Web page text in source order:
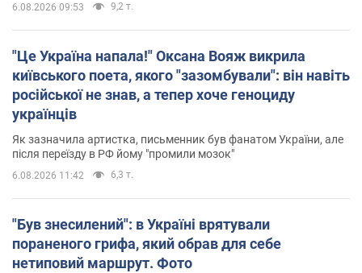
6.08.2026 09:53 9,2 т.
"Це Україна напала!" Оксана Вояж викрила
київського поета, якого "зазомбували": він навіть
російської не знав, а тепер хоче геноциду
українців
Як зазначила артистка, письменник був фанатом України, але
після переїзду в РФ йому "промили мозок"
6.08.2026 11:42 6,3 т.
"Був знесилений": в Україні врятували
пораненого грифа, який обрав для себе
нетиповий маршрут. Фото